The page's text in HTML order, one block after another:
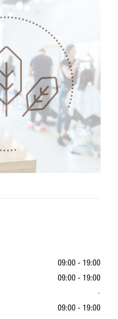
09:00 - 19:00
09:00 - 19:00
-
09:00 - 19:00